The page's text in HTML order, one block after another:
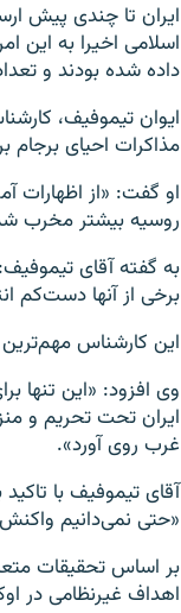
ایران تا چندی پیش
اسلامی اخیرا به این
داده شده بودند و
ایوان تیموفیف،
مذاکرات احیای برجام
او گفت: «از اظهارات
روسیه بیشتر مخرب
به گفته آقای
برخی از آنها دست‌کم
این کارشناس مهم‌ترین
وی افزود: «این تنها
ایران تحت تحریم و
غرب روی آورد».
آقای تیموفیف با
«حتی نمی‌دانیم
بر اساس تحقیقات
اهداف غیرنظامی در